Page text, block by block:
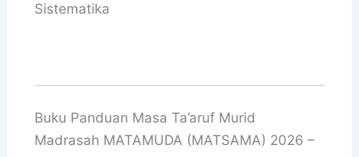
Sistematika
Buku Panduan Masa Ta’aruf Murid
Madrasah MATAMUDA (MATSAMA) 2026 –